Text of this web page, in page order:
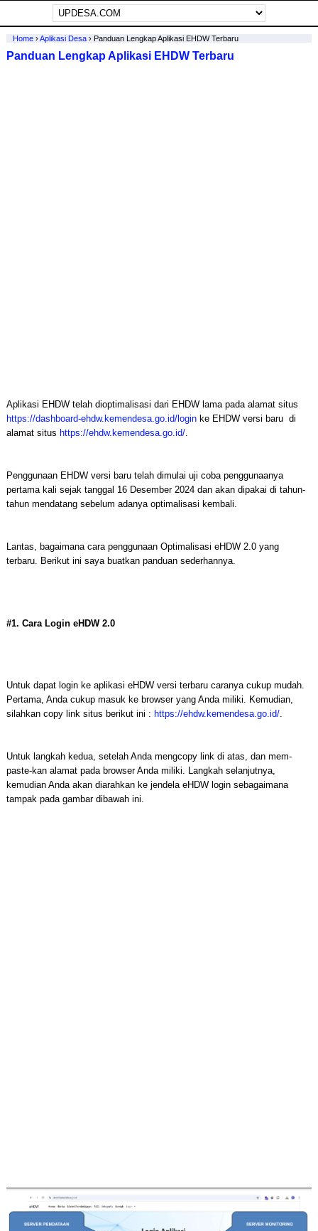
Home›Aplikasi Desa› Panduan Lengkap Aplikasi EHDW Terbaru
Panduan Lengkap Aplikasi EHDW Terbaru
Aplikasi EHDW telah dioptimalisasi dari EHDW lama pada alamat situs
https://dashboard-ehdw.kemendesa.go.id/loginke EHDW versi baru di
alamat situs https://ehdw.kemendesa.go.id/.
Penggunaan EHDW versi baru telah dimulai uji coba penggunaanya
pertama kali sejak tanggal 16 Desember 2024 dan akan dipakai di tahun-
tahun mendatang sebelum adanya optimalisasi kembali.
Lantas, bagaimana cara penggunaan Optimalisasi eHDW 2.0 yang
terbaru. Berikut ini saya buatkan panduan sederhannya.
#1. Cara Login eHDW 2.0
Untuk dapat login ke aplikasi eHDW versi terbaru caranya cukup mudah.
Pertama, Anda cukup masuk ke browser yang Anda miliki. Kemudian,
silahkan copy link situs berikut ini : https://ehdw.kemendesa.go.id/.
Untuk langkah kedua, setelah Anda mengcopy link di atas, dan mem-
paste-kan alamat pada browser Anda miliki. Langkah selanjutnya,
kemudian Anda akan diarahkan ke jendela eHDW login sebagaimana
tampak pada gambar dibawah ini.